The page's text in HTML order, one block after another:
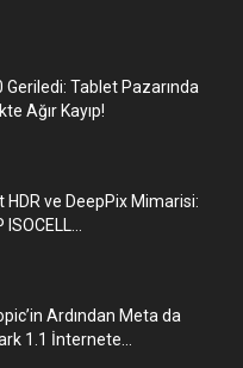
Geriledi: Tablet Pazarında
Ağır Kayıp!
HDR ve DeepPix Mimarisi:
Ardından Meta da
1.1 İnternete...